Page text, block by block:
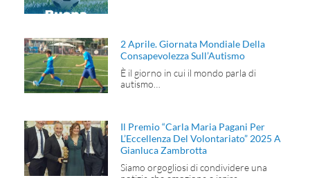
2 Aprile. Giornata Mondiale Della
Consapevolezza Sull’Autismo
È il giorno in cui il mondo parla di
autismo…
Il Premio “Carla Maria Pagani Per
L’Eccellenza Del Volontariato” 2025 A
Gianluca Zambrotta
Siamo orgogliosi di condividere una